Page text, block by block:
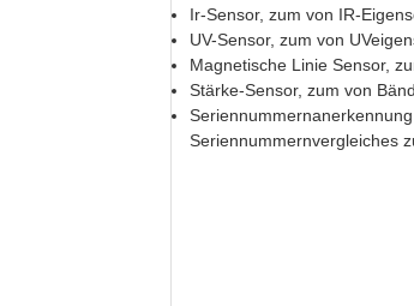
Ir-Sensor, zum von IR-
UV-Sensor, zum von
Magnetische Linie Sensor,
Stärke-Sensor, zum von
Seriennummernvergleiches